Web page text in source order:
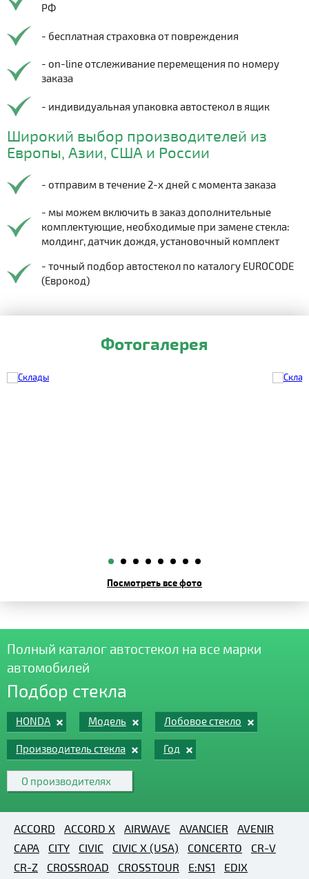
РФ
- бесплатная страховка от повреждения
- on-line отслеживание перемещения по номеру
заказа
- индивидуальная упаковка автостекол в ящик
Широкий выбор производителей из
Европы, Азии, США и России
- отправим в течение 2-х дней с момента заказа
- мы можем включить в заказ дополнительные
комплектующие, необходимые при замене стекла:
молдинг, датчик дождя, установочный комплект
- точный подбор автостекол по каталогу EUROCODE
(Еврокод)
Фотогалерея
Посмотреть все фото
Полный каталог автостекол на все марки
автомобилей
Подбор стекла
HONDA Модель Лобовое стекло
Производитель стекла Год
О производителях
ACCORD ACCORD X AIRWAVE AVANCIER
AVENIR
CAPA
CITY CIVIC CIVIC X (USA) CONCERTO
CR-V
CR-Z
CROSSROAD CROSSTOUR E:NS1
EDIX